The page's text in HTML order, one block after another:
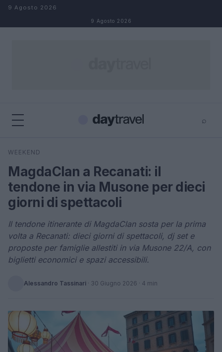
Salta al contenuto
9 Agosto 2026
9 Agosto 2026
⌕
Cerca
WEEKEND
MagdaClan a Recanati: il
tendone in via Musone per dieci
giorni di spettacoli
Il tendone itinerante di MagdaClan sosta per la prima
volta a Recanati: dieci giorni di spettacoli, dj set e
proposte per famiglie allestiti in via Musone 22/A, con
biglietti economici e spazi accessibili.
Alessandro Tassinari · 30 Giugno 2026 · 4 min